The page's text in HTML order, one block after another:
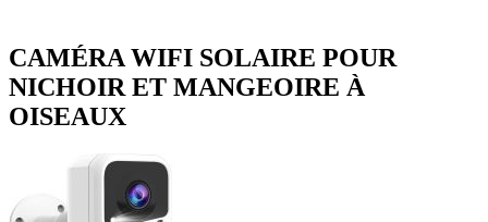
CAMÉRA WIFI SOLAIRE POUR
NICHOIR ET MANGEOIRE À
OISEAUX